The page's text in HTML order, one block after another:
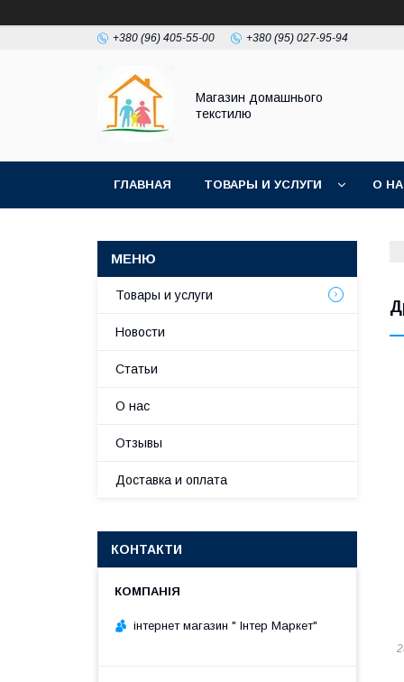
+380 (96) 405-55-00 +380 (95) 027-95-94
Магазин домашнього
текстилю
ГЛАВНАЯ ТОВАРЫ И УСЛУГИ О
Товары и услуги
Новости
Статьи
О нас
Отзывы
Доставка и оплата
КОНТАКТИ
інтернет магазин " Інтер Маркет"